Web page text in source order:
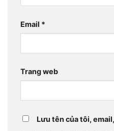
Email *
Trang web
Lưu tên của tôi,